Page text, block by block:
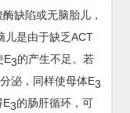
缺陷或无脑胎儿，
儿是由于缺乏ACT
E3的产生不足。若
泌，同样使母体E3
E3的肠肝循环，可